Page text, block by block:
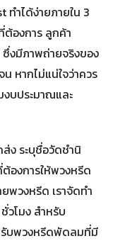
ำได้ง่ายภายใน 3
องการ ลูกค้า
ซึ่งมีภาพถ่ายจริงของ
หากไม่แน่ใจว่าควร
บประมาณและ
ง ระบุชื่อวัดชำนิ
องการให้พวงหรีด
พวงหรีด เราจัดทำ
วโมง สำหรับ
รับพวงหรีดพัดลมที่มี